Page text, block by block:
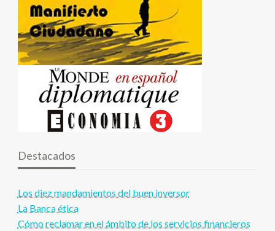
Destacados
Los diez mandamientos del buen inversor
La Banca ética
Cómo reclamar en el ámbito de los servicios financieros